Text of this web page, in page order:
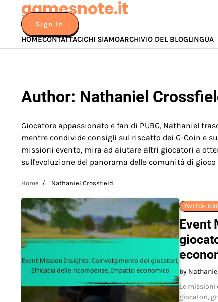
content
gamesnote.it
Sign In
HOMECONTATTACICHI SIAMOARCHIVIO DEL BLOGLINGUA
Author: Nathaniel
Giocatore appassionato e fan di PUBG, Nathaniel
mentre condivide consigli sul riscatto dei G-Coin e
missioni evento, mira ad aiutare altri giocatori a
sull'evoluzione del panorama delle comunità di gioco
Home Nathaniel Crossfield
TWITCH
Event
by
Le missioni
giocatori,